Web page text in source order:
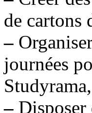
de cartons
–
journées
–